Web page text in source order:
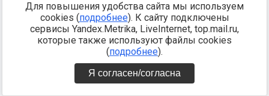
Для повышения удобства сайта мы используем
cookies (подробнее). К сайту подключены
сервисы Yandex.Metrika, LiveInternet, top.mail.ru,
которые также используют файлы cookies
(подробнее).
Я согласен/согласна